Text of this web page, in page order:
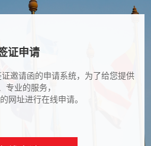
证申请
邀请函的申请系统，为了给您提供
专业的服务，
网址进行在线申请。